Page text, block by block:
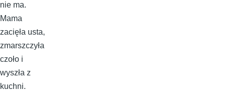
nie ma.
Mama
zacięła usta,
zmarszczyła
czoło i
wyszła z
kuchni.